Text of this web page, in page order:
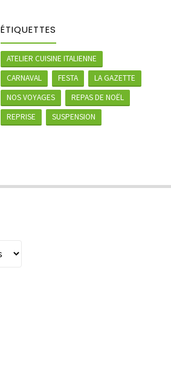
ÉTIQUETTES
ATELIER CUISINE ITALIENNE
CARNAVAL
FESTA
LA GAZETTE
NOS VOYAGES
REPAS DE NOËL
REPRISE
SUSPENSION